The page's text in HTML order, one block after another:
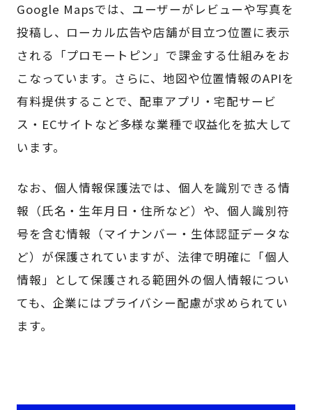
Google Mapsでは、ユーザーがレビューや写真を
投稿し、ローカル広告や店舗が目立つ位置に表示
される「プロモートピン」で課金する仕組みをお
こなっています。さらに、地図や位置情報のAPIを
有料提供することで、配車アプリ・宅配サービ
ス・ECサイトなど多様な業種で収益化を拡大して
います。
なお、個人情報保護法では、個人を識別できる情
報（氏名・生年月日・住所など）や、個人識別符
号を含む情報（マイナンバー・生体認証データな
ど）が保護されていますが、法律で明確に「個人
情報」として保護される範囲外の個人情報につい
ても、企業にはプライバシー配慮が求められてい
ます。